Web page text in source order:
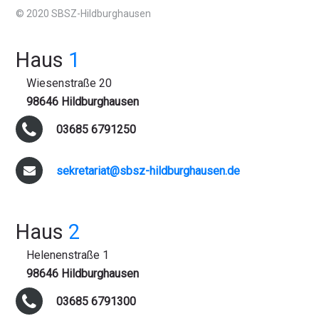
© 2020 SBSZ-Hildburghausen
Haus 1
Wiesenstraße 20
98646 Hildburghausen
03685 6791250
sekretariat@sbsz-hildburghausen.de
Haus 2
Helenenstraße 1
98646 Hildburghausen
03685 6791300